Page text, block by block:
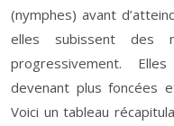
(nymphes) avant
elles subissent des
progressivement.
devenant plus foncées
Voici un tableau